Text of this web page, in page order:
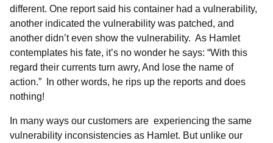
different. One report said his container had a vulnerability,
another indicated the vulnerability was patched, and
another didn’t even show the vulnerability. As Hamlet
contemplates his fate, it’s no wonder he says: “With this
regard their currents turn awry, And lose the name of
action.” In other words, he rips up the reports and does
nothing!
In many ways our customers are experiencing the same
vulnerability inconsistencies as Hamlet. But unlike our